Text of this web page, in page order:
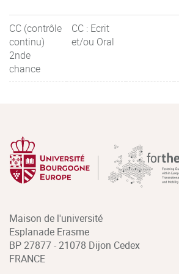
CC (contrôle
continu)
2nde
chance
CC : Ecrit
et/ou Oral
Maison de l'université
Esplanade Erasme
BP 27877 - 21078 Dijon Cedex
FRANCE